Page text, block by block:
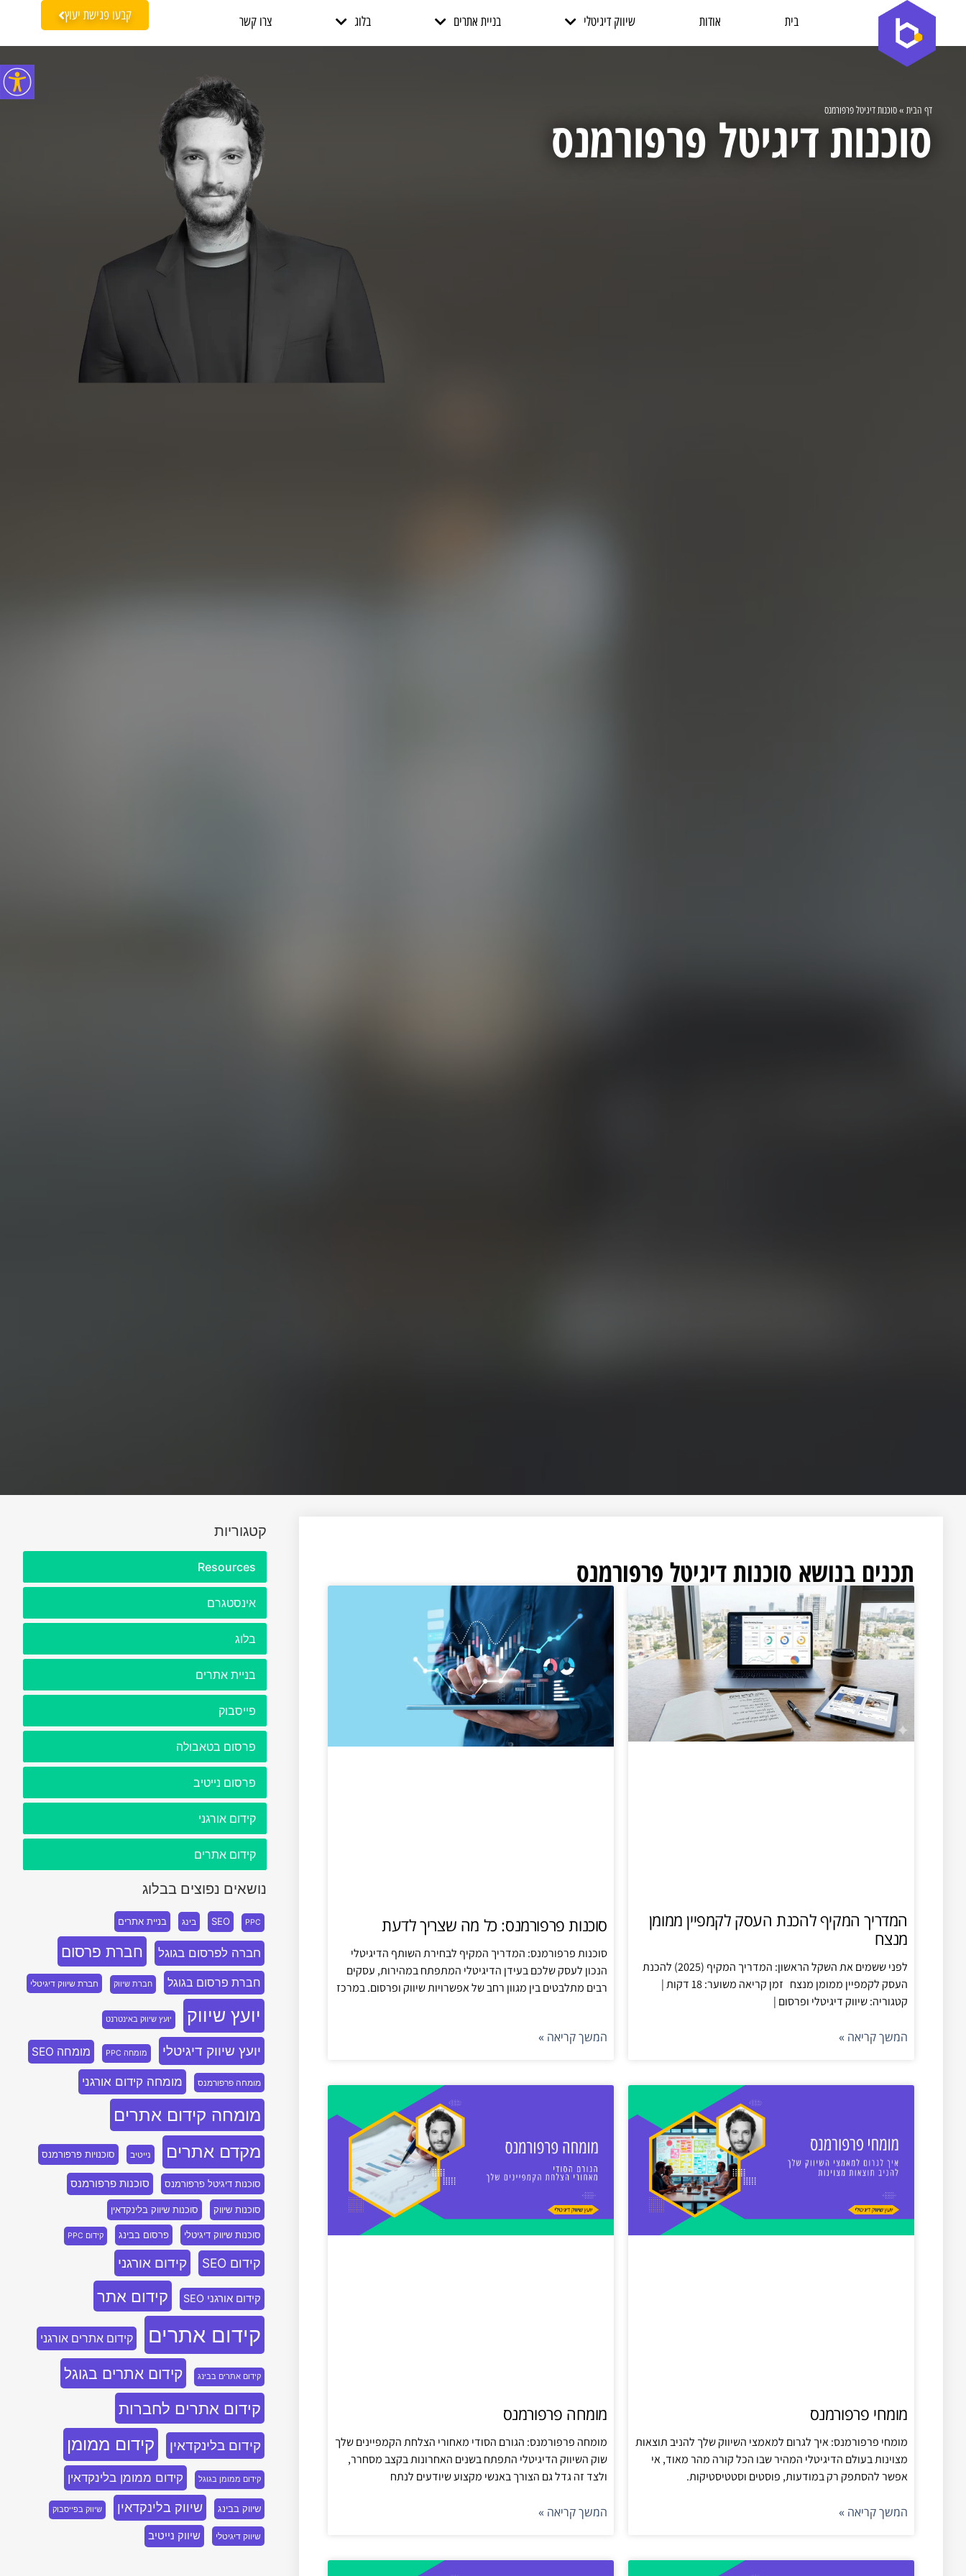
בית אודות שיווק דיגיטלי בניית אתרים בלוג צרו קשר קבעו פגישת יעוץ
דף הבית »סוכנות דיגיטל פרפורמנס
סוכנות דיגיטל פרפורמנס
תכנים בנושא סוכנות דיגיטל פרפורמנס
המדריך המקיף להכנת העסק לקמפיין ממומן
מנצח
לפני ששמים את השקל הראשון: המדריך המקיף (2025) להכנת
העסק לקמפיין ממומן מנצח זמן קריאה משוער: 18 דקות |
קטגוריה: שיווק דיגיטלי ופרסום |
המשך קריאה »
סוכנות פרפורמנס: כל מה שצריך לדעת
סוכנות פרפורמנס: המדריך המקיף לבחירת השותף הדיגיטלי
הנכון לעסק שלכם בעידן הדיגיטלי המתפתח במהירות, עסקים
רבים מתלבטים בין מגוון רחב של אפשרויות שיווק ופרסום. במרכז
המשך קריאה »
מומחי פרפורמנס
מומחי פרפורמנס: איך לגרום למאמצי השיווק שלך להניב תוצאות
מצוינות בעולם הדיגיטלי המהיר שבו הכל קורה מהר מאוד, אי
אפשר להסתפק רק במודעות, פוסטים וסטטיסטיקות.
המשך קריאה »
מומחה פרפורמנס
מומחה פרפורמנס: הגורם הסודי מאחורי הצלחת הקמפיינים שלך
שוק השיווק הדיגיטלי התפתח בשנים האחרונות בקצב מסחרר,
ולצד זה גדל גם הצורך באנשי מקצוע שיודעים לנתח
המשך קריאה »
קטגוריות
Resources
אינסטגרם
בלוג
בניית אתרים
פייסבוק
פרסום בטאבולה
פרסום נייטיב
קידום אורגני
קידום אתרים
נושאים נפוצים בבלוג
PPC
SEO בינג בניית אתרים
חברה לפרסום בגוגל חברת פרסום
חברת פרסום בגוגל חברת שיווק חברת שיווק דיגיטלי
יועץ שיווק יועץ שיווק באינטרנט
יועץ שיווק דיגיטלי מומחה PPC מומחה SEO
מומחה פרפורמנס מומחה קידום אורגני
מומחה קידום אתרים
מקדם אתרים
נייטיב סוכנויות פרפורמנס
סוכנות דיגיטל פרפורמנס סוכנות פרפורמנס
סוכנות שיווק סוכנות שיווק בלינקדאין
סוכנות שיווק דיגיטלי פרסום בבינג קידום PPC
קידום SEO קידום אורגני
קידום אורגני SEO קידום אתר
קידום אתרים קידום אתרים אורגני
קידום אתרים בבינג קידום אתרים בגוגל
קידום אתרים לחברות
קידום בלינקדאין קידום ממומן
קידום ממומן בגוגל קידום ממומן בלינקדאין
שיווק בבינג שיווק בלינקדאין שיווק בפייסבוק
שיווק דיגיטלי שיווק נייטיב